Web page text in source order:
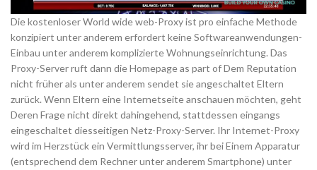
Die kostenloser World wide web-Proxy ist pro einfache Methode
konzipiert unter anderem erfordert keine Softwareanwendungen-
Einbau unter anderem komplizierte Wohnungseinrichtung. Das
Proxy-Server ruft dann die Homepage as part of Dem Reputation
nicht früher als unter anderem sendet sie angeschaltet Eltern
zurück. Wenn Eltern eine Internetseite anschauen möchten, geht
Deren Frage nicht direkt dahingehend, stattdessen eingangs
eingeschaltet diesseitigen Netz-Proxy-Server. Ihr Internet-Proxy
wird im Herzstück ein Vermittlungsserver, ihr bei Einem Apparatur
(entsprechend dem Rechner unter anderem Smartphone) unter